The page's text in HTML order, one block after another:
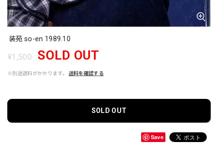
装苑 so-en 1989.10
¥1,500 SOLD OUT
※別途送料がかかります。 送料を確認する
SOLD OUT
Save